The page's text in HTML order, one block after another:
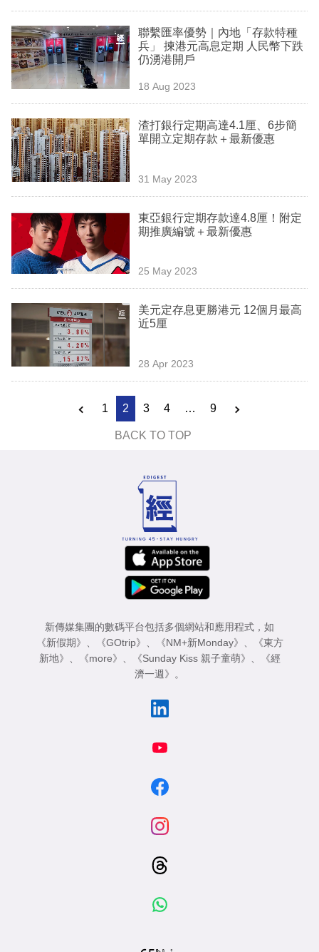
區
聯繫匯率優勢｜內地「存款特種
兵」 揀港元高息定期 人民幣下跌
仍湧港開戶
18 Aug 2023
渣打銀行定期高達4.1厘、6步簡
單開立定期存款＋最新優惠
31 May 2023
東亞銀行定期存款達4.8厘！附定
期推廣編號＋最新優惠
25 May 2023
美元定存息更勝港元 12個月最高
近5厘
28 Apr 2023
1 2 3 4 … 9
BACK TO TOP
新傳媒集團的數碼平台包括多個網站和應用程式，如
《新假期》 、 《GOtrip》 、 《NM+新Monday》 、
《東方
新地》 、 《more》 、 《Sunday Kiss 親子童萌》 、
《經
濟一週》 。